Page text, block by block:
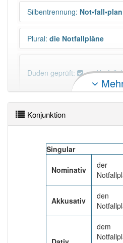
Silbentrennung: Not•fall•plan
Plural: die Notfallpläne
Duden geprüft:
PowerIndex:7
Häufigkeit: 4 von 10
-
-
anderen Artikelder: 0
Konjunktion
Singular
Nominativ
der
Akkusativ
den
dem